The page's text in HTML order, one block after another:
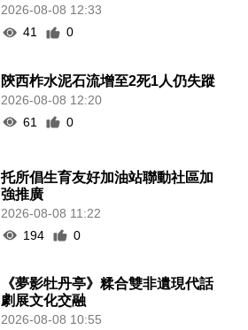
2026-08-08 12:33
41
0
陝西柞水泥石流增至2死1人仍失蹤
2026-08-08 12:20
61
0
托所倡生育友好加油站聯動社區加
強推廣
2026-08-08 11:22
194
0
《夢影牡丹亭》糅合雙非遺現代話
劇展文化交融
2026-08-08 10:55